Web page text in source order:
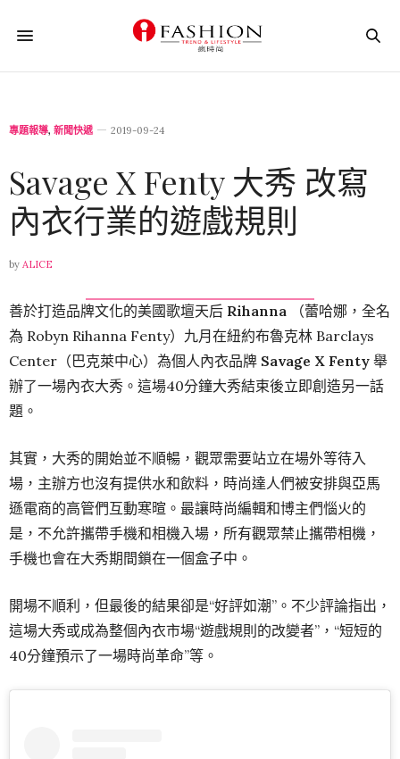
專題報導, 新聞快遞 2019-09-24
Savage X Fenty 大秀 改寫
內衣行業的遊戲規則
by ALICE
善於打造品牌文化的美國歌壇天后 Rihanna （蕾哈娜，全名
為 Robyn Rihanna Fenty）九月在紐約布魯克林 Barclays
Center（巴克萊中心）為個人內衣品牌 Savage X Fenty 舉
辦了一場內衣大秀。這場40分鐘大秀結束後立即創造另一話
題。
其實，大秀的開始並不順暢，觀眾需要站立在場外等待入
場，主辦方也沒有提供水和飲料，時尚達人們被安排與亞馬
遜電商的高管們互動寒暄。最讓時尚編輯和博主們惱火的
是，不允許攜帶手機和相機入場，所有觀眾禁止攜帶相機，
手機也會在大秀期間鎖在一個盒子中。
開場不順利，但最後的結果卻是“好評如潮”。不少評論指出，
這場大秀或成為整個內衣市場“遊戲規則的改變者”，“短短的
40分鐘預示了一場時尚革命”等。